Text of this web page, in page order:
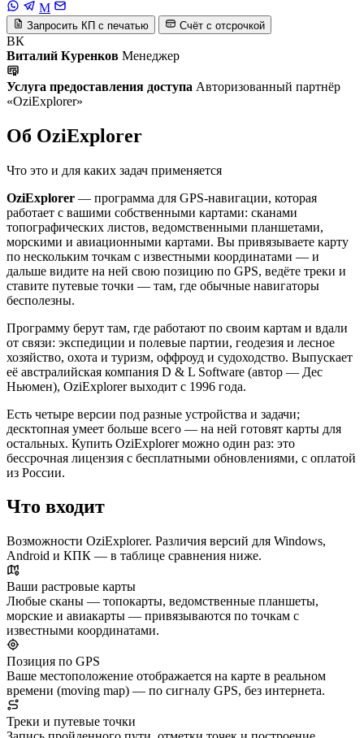
M
Запросить КП с печатью Счёт с отсрочкой
ВК
Виталий Куренков Менеджер
Услуга предоставления доступа Авторизованный партнёр
«OziExplorer»
Об OziExplorer
Что это и для каких задач применяется
OziExplorer — программа для GPS-навигации, которая
работает с вашими собственными картами: сканами
топографических листов, ведомственными планшетами,
морскими и авиационными картами. Вы привязываете карту
по нескольким точкам с известными координатами — и
дальше видите на ней свою позицию по GPS, ведёте треки и
ставите путевые точки — там, где обычные навигаторы
бесполезны.
Программу берут там, где работают по своим картам и вдали
от связи: экспедиции и полевые партии, геодезия и лесное
хозяйство, охота и туризм, оффроуд и судоходство. Выпускает
её австралийская компания D & L Software (автор — Дес
Ньюмен), OziExplorer выходит с 1996 года.
Есть четыре версии под разные устройства и задачи;
десктопная умеет больше всего — на ней готовят карты для
остальных. Купить OziExplorer можно один раз: это
бессрочная лицензия с бесплатными обновлениями, с оплатой
из России.
Что входит
Возможности OziExplorer. Различия версий для Windows,
Android и КПК — в таблице сравнения ниже.
Ваши растровые карты
Любые сканы — топокарты, ведомственные планшеты,
морские и авиакарты — привязываются по точкам с
известными координатами.
Позиция по GPS
Ваше местоположение отображается на карте в реальном
времени (moving map) — по сигналу GPS, без интернета.
Треки и путевые точки